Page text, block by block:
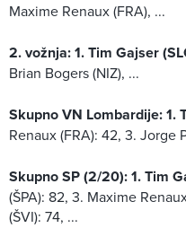
Maxime Renaux (FRA), ...
2. vožnja:1. Tim Gajser
Brian Bogers (NIZ), ...
Skupno VN Lombardije:1.
Renaux (FRA): 42, 3. Jorge
Skupno SP (2/20):1. Tim
(ŠPA): 82, 3. Maxime
(ŠVI): 74, ...